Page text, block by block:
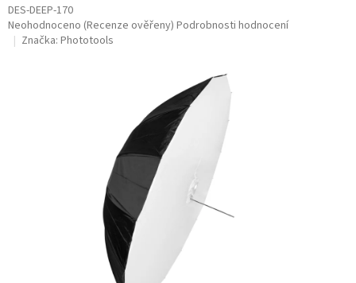
DES-DEEP-170
Průměrné
hodnocení
Neohodnoceno (Recenze ověřeny) Podrobnosti hodnocení
Značka: Phototools